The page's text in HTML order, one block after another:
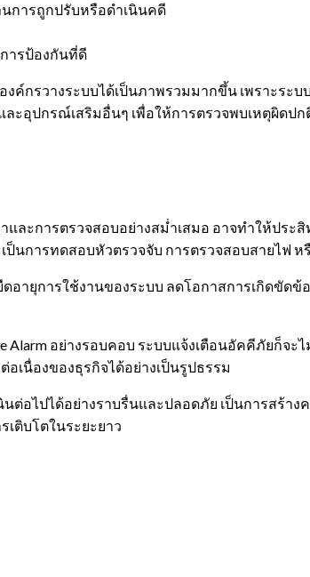
การถูกปรับหรือดำเนินคดี
ารป้องกันที่ดี
ค์กรวางระบบได้เป็นภาพรวมมากขึ้น เพราะระ
ปกรณ์เสริมอื่นๆ เพื่อให้การตรวจพบเหตุผิดปก
ะการตรวจสอบอย่างสม่ำเสมอ อาจทำให้ประ
นการทดสอบหัวตรวจจับ การตรวจสอบสายไฟ
ายุการใช้งานของระบบ ลดโอกาสการเกิดขัดข้
อย่างรอบคอบ ระบบแจ้งเตือนอัคคีภัยก็จ
นื่องของธุรกิจได้อย่างเป็นรูปธรรม
ต่อไปได้อย่างราบรื่นและปลอดภัย เป็นการสร้
ติบโตในระยะยาว